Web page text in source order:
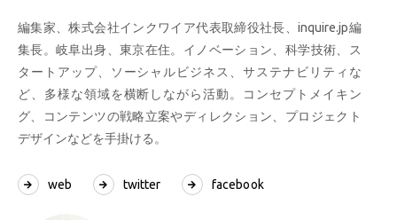
編集家、株式会社インクワイア代表取締役社長、inquire.jp編
集長。岐阜出身、東京在住。イノベーション、科学技術、ス
タートアップ、ソーシャルビジネス、サステナビリティな
ど、多様な領域を横断しながら活動。コンセプトメイキン
グ、コンテンツの戦略立案やディレクション、プロジェクト
デザインなどを手掛ける。
web twitter facebook